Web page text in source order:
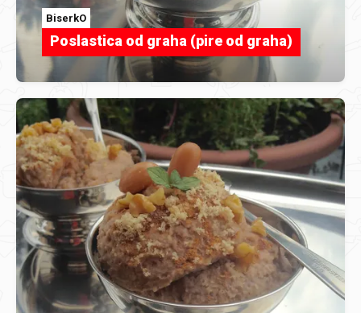
BiserkO
Poslastica od graha (pire od graha)